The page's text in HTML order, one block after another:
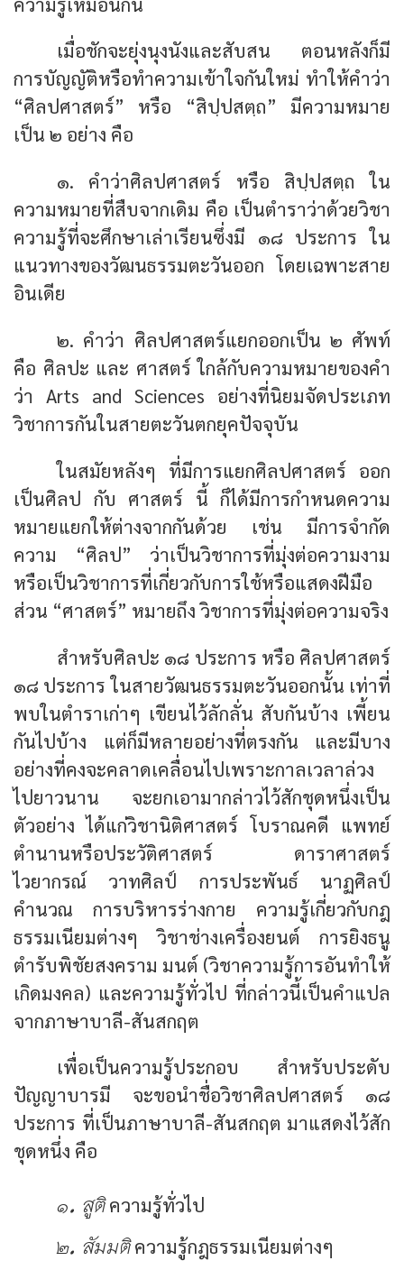
เมื่อชักจะยุ่งนุงนังและสับสน ตอนหลังก็มี
การบัญญัติหรือทำความเข้าใจกันใหม่ ทำให้คำว่า
“ศิลปศาสตร์” หรือ “สิปฺปสตฺถ” มีความหมาย
เป็น ๒ อย่าง คือ
๑. คำว่าศิลปศาสตร์ หรือ สิปฺปสตฺถ ใน
ความหมายที่สืบจากเดิม คือ เป็นตำราว่าด้วยวิชา
ความรู้ที่จะศึกษาเล่าเรียนซึ่งมี ๑๘ ประการ ใน
แนวทางของวัฒนธรรมตะวันออก โดยเฉพาะสาย
อินเดีย
๒. คำว่า ศิลปศาสตร์แยกออกเป็น ๒ ศัพท์
คือ ศิลปะ และ ศาสตร์ ใกล้กับความหมายของคำ
ว่า Arts and Sciences อย่างที่นิยมจัดประเภท
วิชาการกันในสายตะวันตกยุคปัจจุบัน
ในสมัยหลังๆ ที่มีการแยกศิลปศาสตร์ ออก
เป็นศิลป กับ ศาสตร์ นี้ ก็ได้มีการกำหนดความ
หมายแยกให้ต่างจากกันด้วย เช่น มีการจำกัด
ความ “ศิลป” ว่าเป็นวิชาการที่มุ่งต่อความงาม
หรือเป็นวิชาการที่เกี่ยวกับการใช้หรือแสดงฝีมือ
ส่วน “ศาสตร์” หมายถึง วิชาการที่มุ่งต่อความจริง
สำหรับศิลปะ ๑๘ ประการ หรือ ศิลปศาสตร์
๑๘ ประการ ในสายวัฒนธรรมตะวันออกนั้น เท่าที่
พบในตำราเก่าๆ เขียนไว้ลักลั่น สับกันบ้าง เพี้ยน
กันไปบ้าง แต่ก็มีหลายอย่างที่ตรงกัน และมีบาง
อย่างที่คงจะคลาดเคลื่อนไปเพราะกาลเวลาล่วง
ไปยาวนาน จะยกเอามากล่าวไว้สักชุดหนึ่งเป็น
ตัวอย่าง ได้แก่วิชานิติศาสตร์ โบราณคดี แพทย์
ตำนานหรือประวัติศาสตร์ ดาราศาสตร์
ไวยากรณ์ วาทศิลป์ การประพันธ์ นาฏศิลป์
คำนวณ การบริหารร่างกาย ความรู้เกี่ยวกับกฎ
ธรรมเนียมต่างๆ วิชาช่างเครื่องยนต์ การยิงธนู
ตำรับพิชัยสงคราม มนต์ (วิชาความรู้การอันทำให้
เกิดมงคล) และความรู้ทั่วไป ที่กล่าวนี้เป็นคำแปล
จากภาษาบาลี-สันสกฤต
เพื่อเป็นความรู้ประกอบ สำหรับประดับ
ปัญญาบารมี จะขอนำชื่อวิชาศิลปศาสตร์ ๑๘
ประการ ที่เป็นภาษาบาลี-สันสกฤต มาแสดงไว้สัก
ชุดหนึ่ง คือ
๑. สูติความรู้ทั่วไป
๒. สัมมติความรู้กฎธรรมเนียมต่างๆ